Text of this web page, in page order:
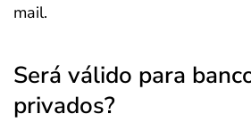
mail.
Será válido para
privados?